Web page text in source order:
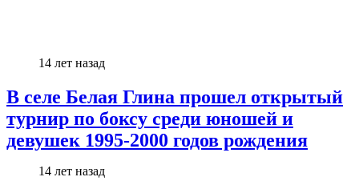
14 лет назад
В селе Белая Глина прошел открытый
турнир по боксу среди юношей и
девушек 1995-2000 годов рождения
14 лет назад